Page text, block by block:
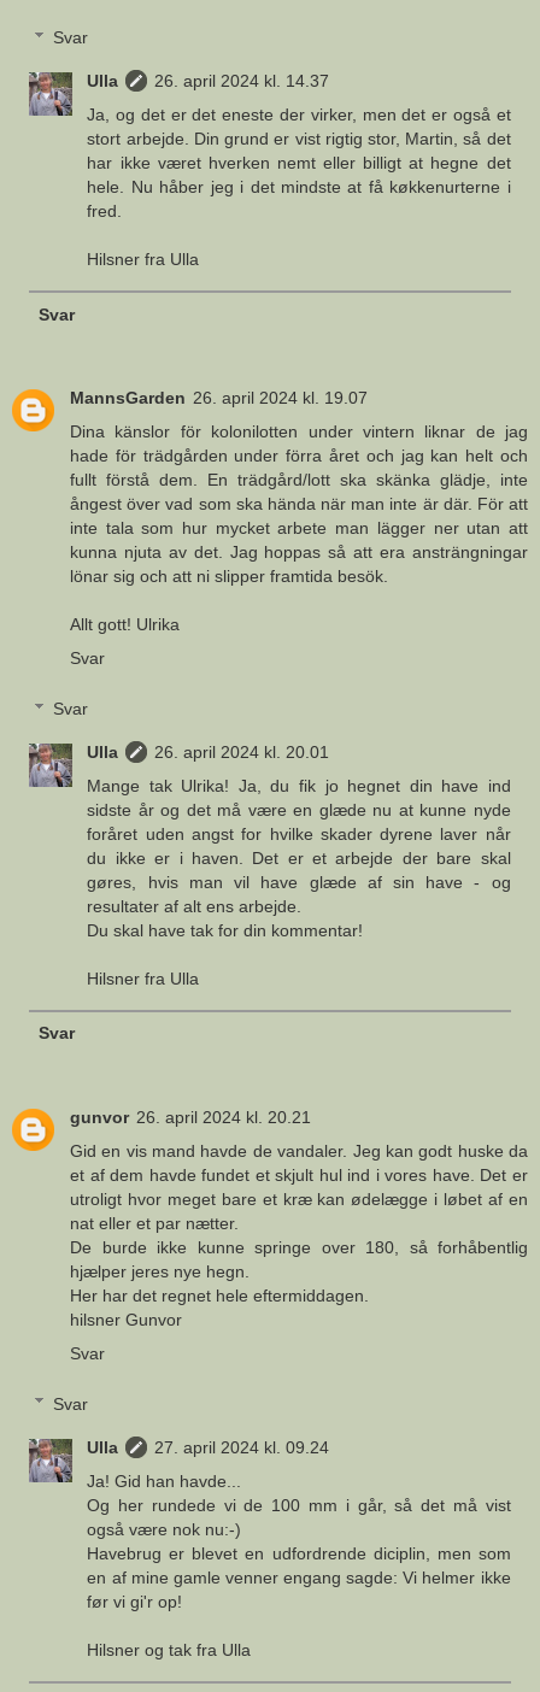
Svar
Ulla
26. april 2024 kl. 14.37
Ja, og det er det eneste der virker, men det er også et
stort arbejde. Din grund er vist rigtig stor, Martin, så det
har ikke været hverken nemt eller billigt at hegne det
hele. Nu håber jeg i det mindste at få køkkenurterne i
fred.
Hilsner fra Ulla
Svar
MannsGarden 26. april 2024 kl. 19.07
Dina känslor för kolonilotten under vintern liknar de jag
hade för trädgården under förra året och jag kan helt och
fullt förstå dem. En trädgård/lott ska skänka glädje, inte
ångest över vad som ska hända när man inte är där. För att
inte tala som hur mycket arbete man lägger ner utan att
kunna njuta av det. Jag hoppas så att era ansträngningar
lönar sig och att ni slipper framtida besök.
Allt gott! Ulrika
Svar
Svar
Ulla
26. april 2024 kl. 20.01
Mange tak Ulrika! Ja, du fik jo hegnet din have ind
sidste år og det må være en glæde nu at kunne nyde
foråret uden angst for hvilke skader dyrene laver når
du ikke er i haven. Det er et arbejde der bare skal
gøres, hvis man vil have glæde af sin have - og
resultater af alt ens arbejde.
Du skal have tak for din kommentar!
Hilsner fra Ulla
Svar
gunvor 26. april 2024 kl. 20.21
Gid en vis mand havde de vandaler. Jeg kan godt huske da
et af dem havde fundet et skjult hul ind i vores have. Det er
utroligt hvor meget bare et kræ kan ødelægge i løbet af en
nat eller et par nætter.
De burde ikke kunne springe over 180, så forhåbentlig
hjælper jeres nye hegn.
Her har det regnet hele eftermiddagen.
hilsner Gunvor
Svar
Svar
Ulla
27. april 2024 kl. 09.24
Ja! Gid han havde...
Og her rundede vi de 100 mm i går, så det må vist
også være nok nu:-)
Havebrug er blevet en udfordrende diciplin, men som
en af mine gamle venner engang sagde: Vi helmer ikke
før vi gi'r op!
Hilsner og tak fra Ulla